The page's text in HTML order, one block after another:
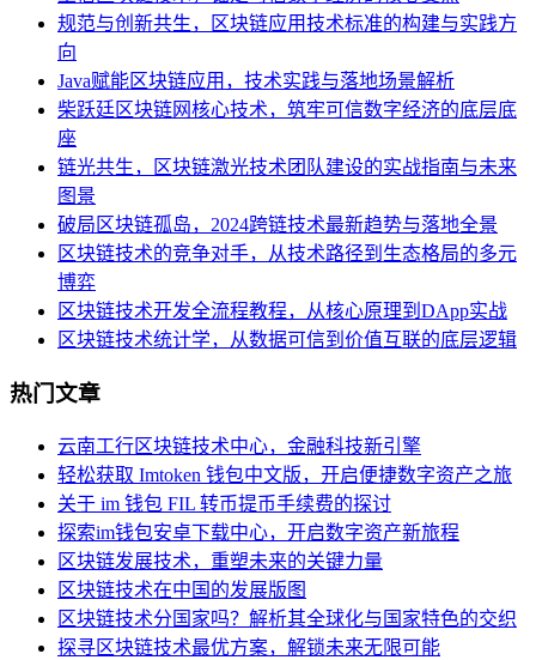
规范与创新共生，区块链应用技术标准的构建与实践方
向
Java赋能区块链应用，技术实践与落地场景解析
柴跃廷区块链网核心技术，筑牢可信数字经济的底层底
座
链光共生，区块链激光技术团队建设的实战指南与未来
图景
破局区块链孤岛，2024跨链技术最新趋势与落地全景
区块链技术的竞争对手，从技术路径到生态格局的多元
博弈
区块链技术开发全流程教程，从核心原理到DApp实战
区块链技术统计学，从数据可信到价值互联的底层逻辑
热门文章
云南工行区块链技术中心，金融科技新引擎
轻松获取 Imtoken 钱包中文版，开启便捷数字资产之旅
关于 im 钱包 FIL 转币提币手续费的探讨
探索im钱包安卓下载中心，开启数字资产新旅程
区块链发展技术，重塑未来的关键力量
区块链技术在中国的发展版图
区块链技术分国家吗？解析其全球化与国家特色的交织
探寻区块链技术最优方案，解锁未来无限可能